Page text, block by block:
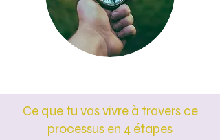
Ce que tu vas vivre à travers ce
processus en 4 étapes